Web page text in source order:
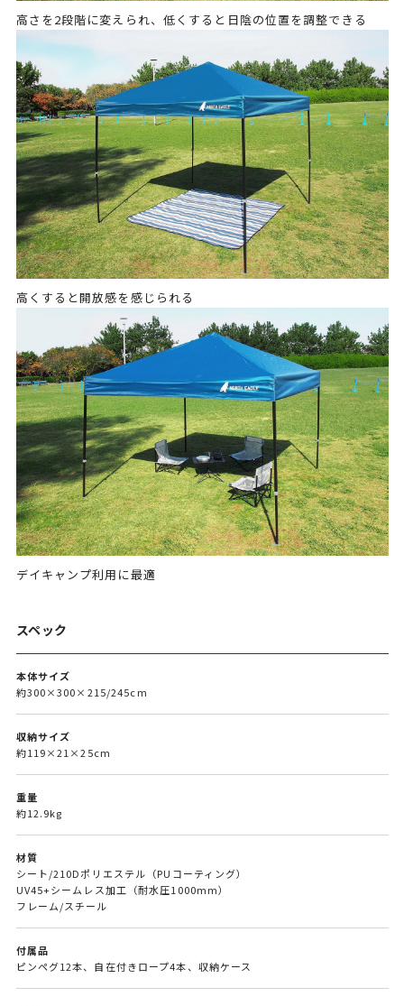
高さを2段階に変えられ、低くすると日陰の位置を調整できる
高くすると開放感を感じられる
デイキャンプ利用に最適
スペック
本体サイズ
約300×300×215/245cm
収納サイズ
約119×21×25cm
重量
約12.9kg
材質
シート/210Dポリエステル（PUコーティング）
UV45+シームレス加工（耐水圧1000mm）
フレーム/スチール
付属品
ピンペグ12本、自在付きロープ4本、収納ケース